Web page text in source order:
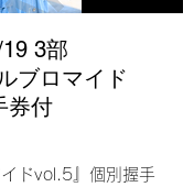
19 3部
ブロマイド
券付
ドvol.5』個別握手